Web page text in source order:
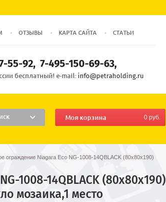
ОТЗЫВЫ КАРТА САЙТА
СТАТЬИ
55-92 7-495-150-69-63
бесплатный! e-mail: info@petraholding.ru
Моя корзина 0 руб.
ограждение Niagara Eco NG-1008-14QBLACK (80х80х190)
1008-14QBLACK (80х80х190)
мозаика,1 место